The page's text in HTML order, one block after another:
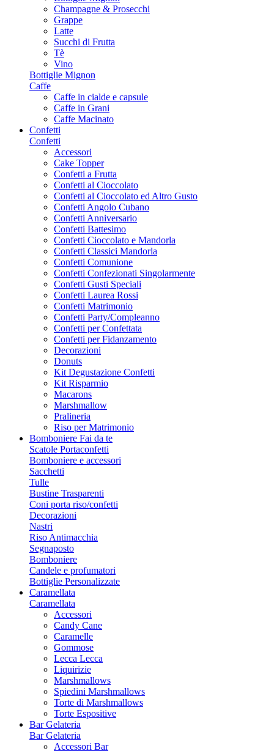
Champagne & Prosecchi
Grappe
Latte
Succhi di Frutta
Tè
Vino
Bottiglie Mignon
Caffe
Caffe in cialde e capsule
Caffe in Grani
Caffe Macinato
Confetti
Confetti
Accessori
Cake Topper
Confetti a Frutta
Confetti al Cioccolato
Confetti al Cioccolato ed Altro Gusto
Confetti Angolo Cubano
Confetti Anniversario
Confetti Battesimo
Confetti Cioccolato e Mandorla
Confetti Classici Mandorla
Confetti Comunione
Confetti Confezionati Singolarmente
Confetti Gusti Speciali
Confetti Laurea Rossi
Confetti Matrimonio
Confetti Party/Compleanno
Confetti per Confettata
Confetti per Fidanzamento
Decorazioni
Donuts
Kit Degustazione Confetti
Kit Risparmio
Macarons
Marshmallow
Pralineria
Riso per Matrimonio
Bomboniere Fai da te
Scatole Portaconfetti
Bomboniere e accessori
Sacchetti
Tulle
Bustine Trasparenti
Coni porta riso/confetti
Decorazioni
Nastri
Riso Antimacchia
Segnaposto
Bomboniere
Candele e profumatori
Bottiglie Personalizzate
Caramellata
Caramellata
Accessori
Candy Cane
Caramelle
Gommose
Lecca Lecca
Liquirizie
Marshmallows
Spiedini Marshmallows
Torte di Marshmallows
Torte Espositive
Bar Gelateria
Bar Gelateria
Accessori Bar